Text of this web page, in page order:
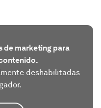
de marketing para
deshabilitadas